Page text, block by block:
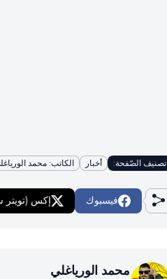
تصنيف الصّفحة: أخبار الكاتب: محمد
فيسبوك إكس (تويتر
محمد الورياغلي